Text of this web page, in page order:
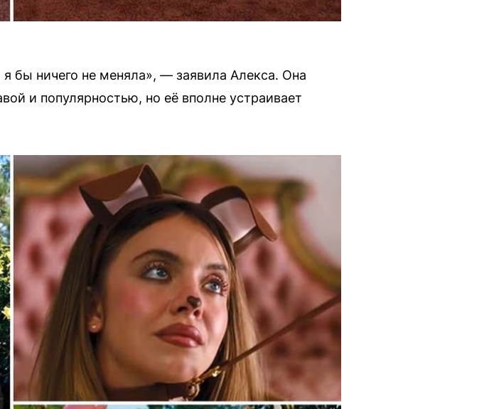
бы ничего не меняла», — заявила Алекса. Она
и популярностью, но её вполне устраивает